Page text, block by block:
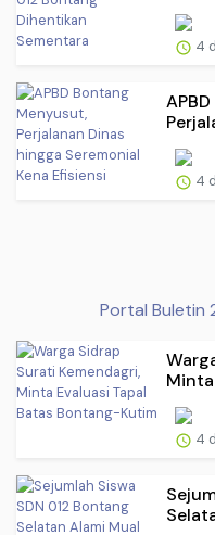
4
4
Portal Buletin
Minta
4